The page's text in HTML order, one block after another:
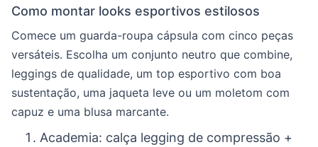
Como montar looks esportivos estilosos
Comece um guarda-roupa cápsula com cinco peças
versáteis. Escolha um conjunto neutro que combine,
leggings de qualidade, um top esportivo com boa
sustentação, uma jaqueta leve ou um moletom com
capuz e uma blusa marcante.
Academia: calça legging de compressão +